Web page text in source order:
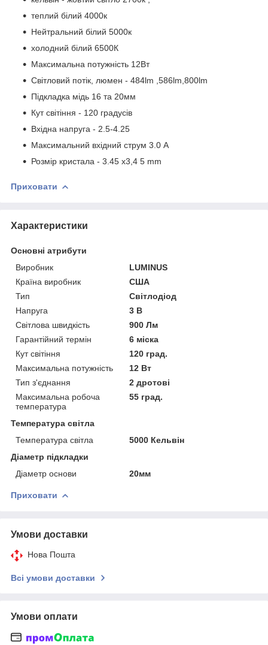
теплий білий 4000к
Нейтральний білий 5000к
холодний білий 6500К
Максимальна потужність 12Вт
Світловий потік, люмен - 484lm ,586lm,800lm
Підкладка мідь 16 та 20мм
Кут світіння - 120 градусів
Вхідна напругa - 2.5-4.25
Максимальний вхідний струм 3.0 А
Розмір кристала - 3.45 x3,4 5 mm
Приховати
Характеристики
Основні атрибути
Виробник
LUMINUS
Країна виробник
США
Тип
Світлодіод
Напруга
3 В
Світлова швидкість
900 Лм
Гарантійний термін
6 міска
Кут світіння
120 град.
Максимальна потужність
12 Вт
Тип з'єднання
2 дротові
Максимальна робоча
температура
55 град.
Температура світла
Температура світла
5000 Кельвін
Діаметр підкладки
Діаметр основи
20мм
Приховати
Умови доставки
Нова Пошта
Всі умови доставки
Умови оплати